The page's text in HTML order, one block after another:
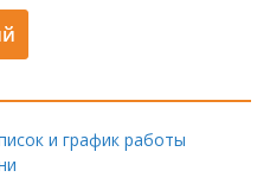
и график работы